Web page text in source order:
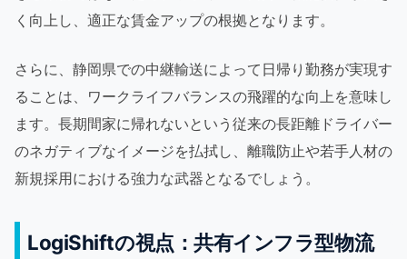
く向上し、適正な賃金アップの根拠となります。
さらに、静岡県での中継輸送によって日帰り勤務が実現す
ることは、ワークライフバランスの飛躍的な向上を意味し
ます。長期間家に帰れないという従来の長距離ドライバー
のネガティブなイメージを払拭し、離職防止や若手人材の
新規採用における強力な武器となるでしょう。
LogiShiftの視点：共有インフラ型物流